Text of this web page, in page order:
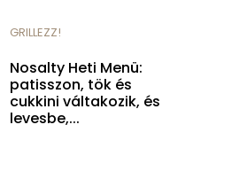
GRILLEZZ!
Nosalty Heti Menü:
patisszon, tök és
cukkini váltakozik, és
levesbe,...